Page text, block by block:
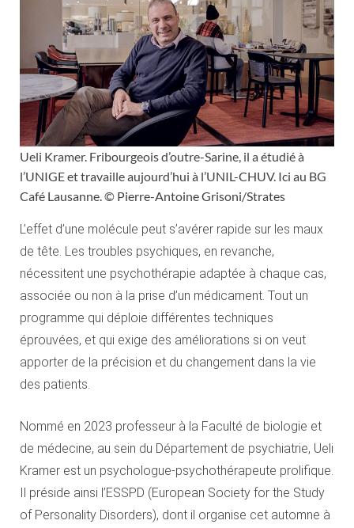
Ueli Kramer. Fribourgeois d’outre-Sarine, il a étudié à
l’UNIGE et travaille aujourd’hui à l’UNIL-CHUV. Ici au BG
Café Lausanne. © Pierre-Antoine Grisoni/Strates
L’effet d’une molécule peut s’avérer rapide sur les maux
de tête. Les troubles psychiques, en revanche,
nécessitent une psychothérapie adaptée à chaque cas,
associée ou non à la prise d’un médicament. Tout un
programme qui déploie différentes techniques
éprouvées, et qui exige des améliorations si on veut
apporter de la précision et du changement dans la vie
des patients.
Nommé en 2023 professeur à la Faculté de biologie et
de médecine, au sein du Département de psychiatrie, Ueli
Kramer est un psychologue-psychothérapeute prolifique.
Il préside ainsi l’ESSPD (European Society for the Study
of Personality Disorders), dont il organise cet automne à